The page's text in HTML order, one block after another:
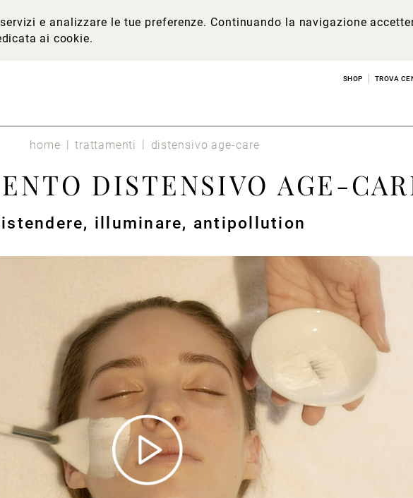
e analizzare le tue preferenze. Continuando la navigazione
ai cookie.
SHOP TROVA
home trattamenti distensivo age-care
DISTENSIVO AGE-
illuminare, antipollution